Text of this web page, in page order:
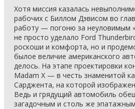
Хотя миссия казалась
рабочих с Биллом Дэвисом во
работу — погоню за неуловимым
не просто уделало Ford
роскоши и комфорта, но и
былое величие американского
делось. На этапе проектировки
Madam X — в честь знаменитой
Сарджента, на которой
Ведь и грядущий автомобиль
загадочным и столь же